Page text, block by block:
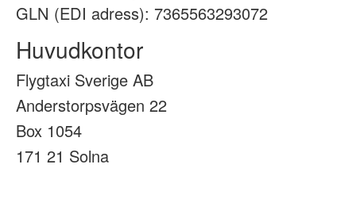
GLN (EDI adress): 7365563293072
Huvudkontor
Flygtaxi Sverige AB
Anderstorpsvägen 22
Box 1054
171 21 Solna